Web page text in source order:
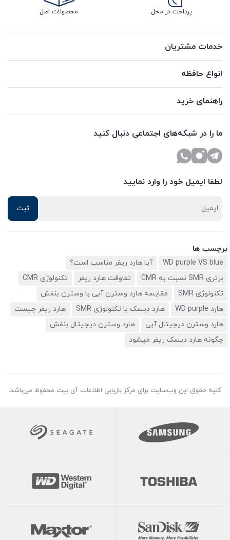
پرداخت در محل محصولات اصل
خدمات مشتریان
انواع حافظه
راهنمای خرید
ما را در شبکه‌های اجتماعی دنبال کنید
لطفا ایمیل خود را وارد نمایید
برچسب ها
WD purple VS blue
آیا هارد ریفر مناسب است؟
برتری SMR نسبت به CMR
تفاوقت هارد ریفر
تکنولوژی CMR
تکنولوژی SMR
مقایسه هارد وسترن آبی با وسترن بنفش
هارد WD purple
هارد دیسک با تکنولوژی SMR
هارد ریفر چیست
هارد وسترن دیجیتال آبی
هارد وسترن دیجیتال بنفش
چگونه هارد دیسک ریفر میشود
کلیه حقوق این وب‌سایت برای مرکز بازیابی اطلاعات آی بیت محفوظ می‌باشد.